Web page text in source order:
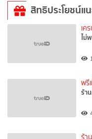
สิทธิประโยชน์แ
เค
ไม่
พรี
ร้า